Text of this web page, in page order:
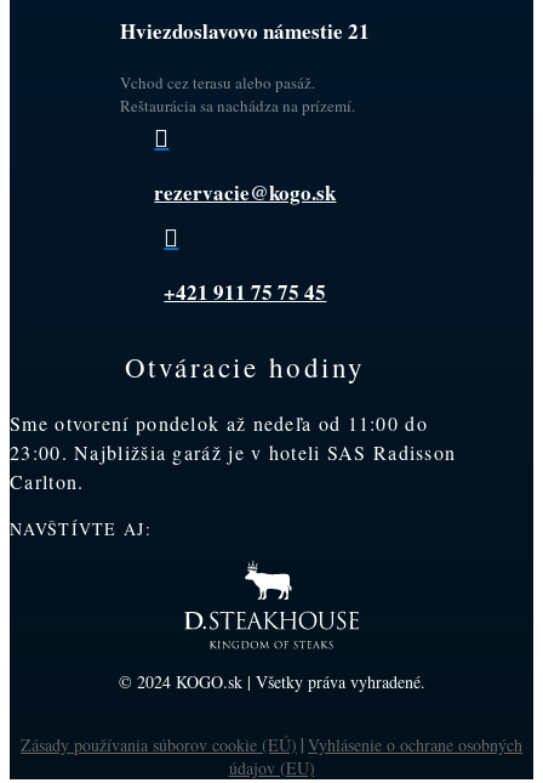
Hviezdoslavovo námestie 21
Vchod cez terasu alebo pasáž.
Reštaurácia sa nachádza na prízemí.

rezervacie@kogo.sk

+421 911 75 75 45
Otváracie hodiny
Sme otvorení pondelok až nedeľa od 11:00 do
23:00. Najbližšia garáž je v hoteli SAS Radisson
Carlton.
NAVŠTÍVTE AJ:
© 2024 KOGO.sk | Všetky práva vyhradené.
Zásady používania súborov cookie (EÚ) Vyhlásenie o ochrane osobných
údajov (EU)